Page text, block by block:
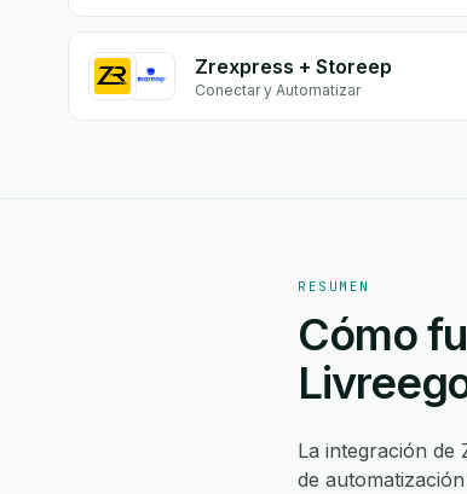
Zrexpress + Storeep
Conectar y Automatizar
RESUMEN
Cómo
La integración de
de